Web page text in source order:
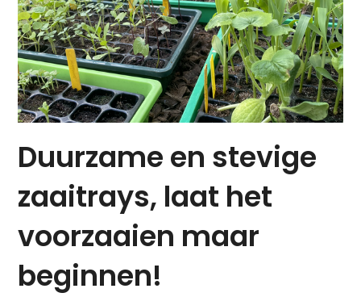
Duurzame en stevige
zaaitrays, laat het
voorzaaien maar
beginnen!